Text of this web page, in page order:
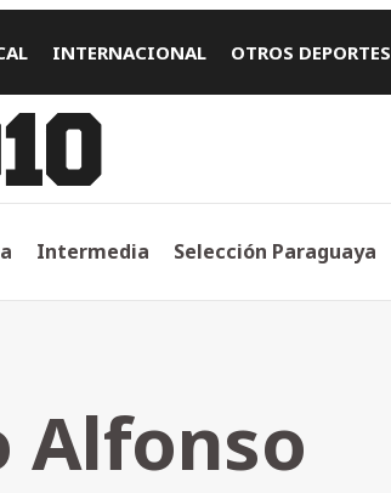
INTERNACIONAL OTROS DEPORTES
Intermedia Selección Paraguaya
Alfonso